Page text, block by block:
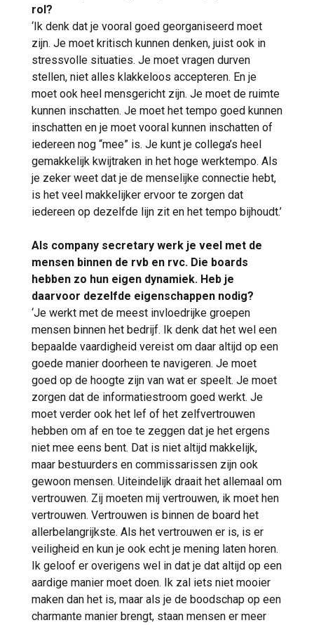
rol?
‘Ik denk dat je vooral goed georganiseerd moet
zijn. Je moet kritisch kunnen denken, juist ook in
stressvolle situaties. Je moet vragen durven
stellen, niet alles klakkeloos accepteren. En je
moet ook heel mensgericht zijn. Je moet de ruimte
kunnen inschatten. Je moet het tempo goed kunnen
inschatten en je moet vooral kunnen inschatten of
iedereen nog “mee” is. Je kunt je collega’s heel
gemakkelijk kwijtraken in het hoge werktempo. Als
je zeker weet dat je de menselijke connectie hebt,
is het veel makkelijker ervoor te zorgen dat
iedereen op dezelfde lijn zit en het tempo bijhoudt.’
Als company secretary werk je veel met de
mensen binnen de rvb en rvc. Die boards
hebben zo hun eigen dynamiek. Heb je
daarvoor dezelfde eigenschappen nodig?
‘Je werkt met de meest invloedrijke groepen
mensen binnen het bedrijf. Ik denk dat het wel een
bepaalde vaardigheid vereist om daar altijd op een
goede manier doorheen te navigeren. Je moet
goed op de hoogte zijn van wat er speelt. Je moet
zorgen dat de informatiestroom goed werkt. Je
moet verder ook het lef of het zelfvertrouwen
hebben om af en toe te zeggen dat je het ergens
niet mee eens bent. Dat is niet altijd makkelijk,
maar bestuurders en commissarissen zijn ook
gewoon mensen. Uiteindelijk draait het allemaal om
vertrouwen. Zij moeten mij vertrouwen, ik moet hen
vertrouwen. Vertrouwen is binnen de board het
allerbelangrijkste. Als het vertrouwen er is, is er
veiligheid en kun je ook echt je mening laten horen.
Ik geloof er overigens wel in dat je dat altijd op een
aardige manier moet doen. Ik zal iets niet mooier
maken dan het is, maar als je de boodschap op een
charmante manier brengt, staan mensen er meer